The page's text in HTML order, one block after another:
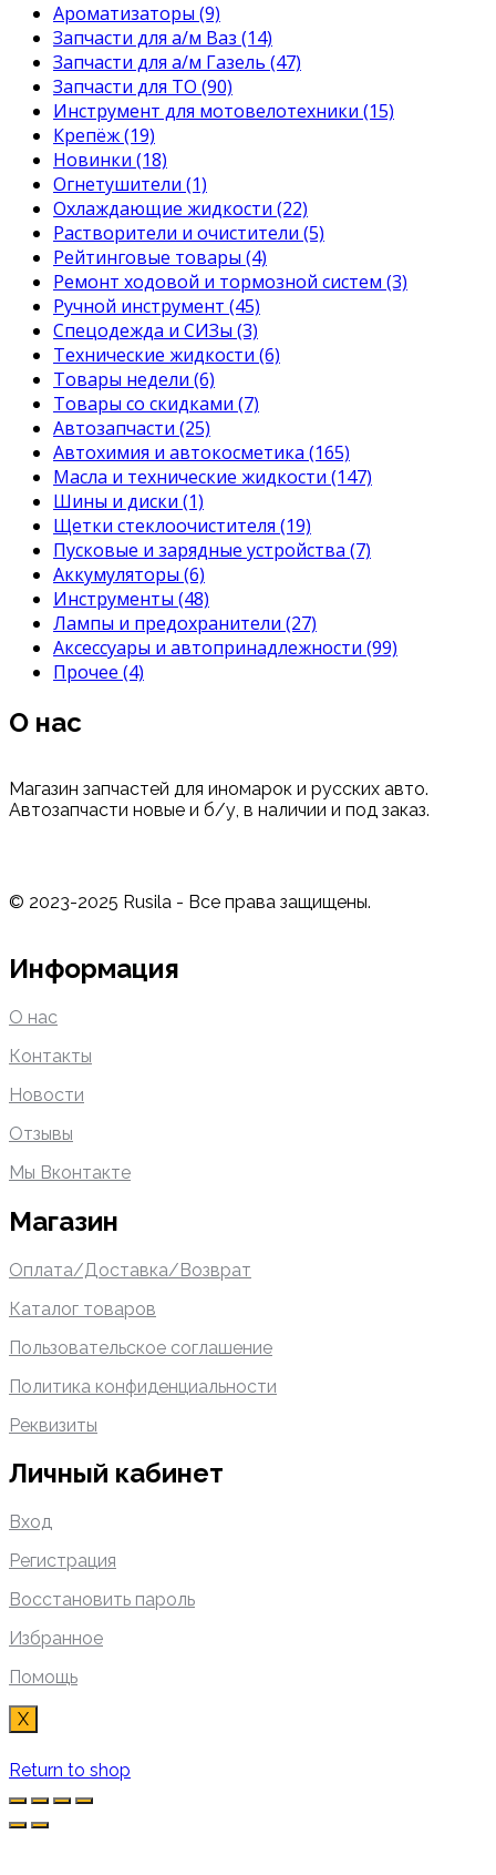
Ароматизаторы (9)
Запчасти для а/м Ваз (14)
Запчасти для а/м Газель (47)
Запчасти для ТО (90)
Инструмент для мотовелотехники (15)
Крепёж(19)
Новинки (18)
Огнетушители (1)
Охлаждающие жидкости (22)
Растворители и очистители (5)
Рейтинговые товары (4)
Ремонт ходовой и тормозной систем (3)
Ручной инструмент (45)
Спецодежда и СИЗы (3)
Технические жидкости (6)
Товары недели (6)
Товары со скидками (7)
Автозапчасти (25)
Автохимия и автокосметика (165)
Масла и технические жидкости (147)
Шины и диски (1)
Щетки стеклоочистителя (19)
Пусковые и зарядные устройства (7)
Аккумуляторы (6)
Инструменты (48)
Лампы и предохранители (27)
Аксессуары и автопринадлежности (99)
Прочее (4)
О нас
Магазин запчастей для иномарок и русских авто.
Автозапчасти новые и б/у, в наличии и под заказ.
© 2023-2025 Rusila - Все права защищены.
Информация
О нас
Контакты
Новости
Отзывы
Мы Вконтакте
Магазин
Оплата/Доставка/Возврат
Каталог товаров
Пользовательское соглашение
Политика конфиденциальности
Реквизиты
Личный кабинет
Вход
Регистрация
Восстановить пароль
Избранное
Помощь
X
Return to shop